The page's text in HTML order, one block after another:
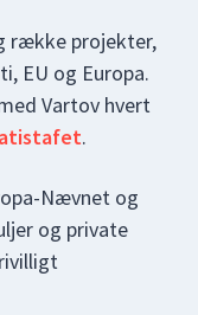
række projekter,
EU og Europa.
Vartov hvert
.
Nævnet og
og private